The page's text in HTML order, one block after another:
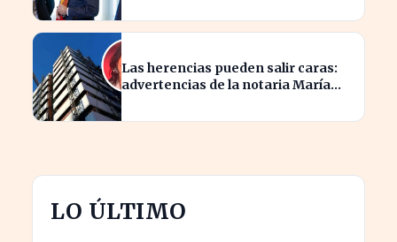
Las herencias pueden salir caras:
advertencias de la notaria María
LO ÚLTIMO